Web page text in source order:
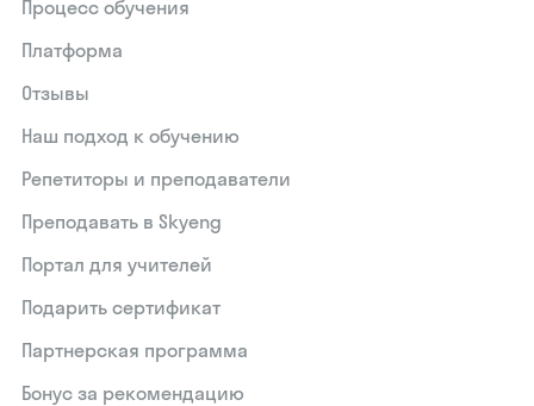
Процесс обучения
Платформа
Отзывы
Наш подход к обучению
Репетиторы и преподаватели
Преподавать в Skyeng
Портал для учителей
Подарить сертификат
Партнерская программа
Бонус за рекомендацию